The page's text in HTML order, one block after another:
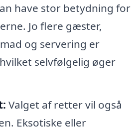
have stor betydning for
Jo flere gæster,
og servering er
selvfølgelig øger
Valget af retter vil også
Eksotiske eller